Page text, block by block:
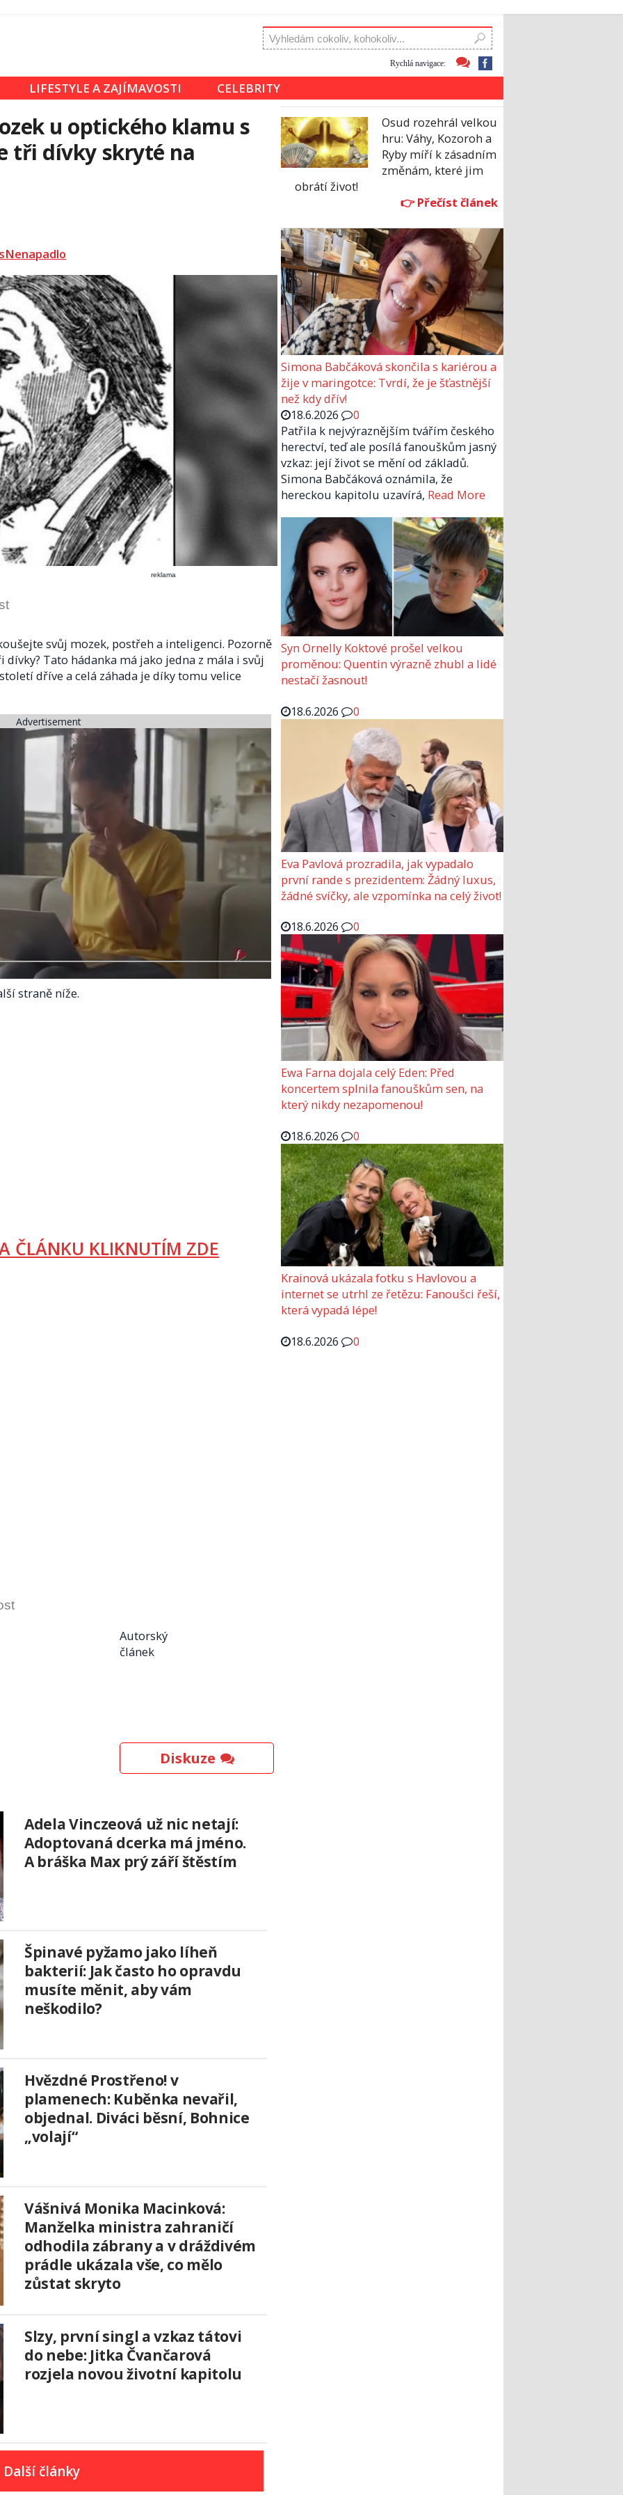
Rychlá navigace:
LIFESTYLE A ZAJÍMAVOSTI CELEBRITY
u optického klamu s
tři dívky skryté na
reklama
svůj mozek, postřeh a inteligenci. Pozorně
Tato hádanka má jako jedna z mála i svůj
dříve a celá záhada je díky tomu velice
Advertisement
straně níže.
ČLÁNKU KLIKNUTÍM ZDE
Autorský
článek
Diskuze
Adela Vinczeová už nic netají:
Adoptovaná dcerka má jméno.
A bráška Max prý září štěstím
Špinavé pyžamo jako líheň
bakterií: Jak často ho opravdu
musíte měnit, aby vám
neškodilo?
Hvězdné Prostřeno! v
plamenech: Kuběnka nevařil,
objednal. Diváci běsní, Bohnice
„volají“
Vášnivá Monika Macinková:
Manželka ministra zahraničí
odhodila zábrany a v dráždivém
prádle ukázala vše, co mělo
zůstat skryto
Slzy, první singl a vzkaz tátovi
do nebe: Jitka Čvančarová
rozjela novou životní kapitolu
Další články
Osud rozehrál velkou
hru: Váhy, Kozoroh a
Ryby míří k zásadním
změnám, které jim
obrátí život!
Simona Babčáková skončila s kariérou a
žije v maringotce: Tvrdí, že je šťastnější
než kdy dřív!
18.6.2026
0
Patřila k nejvýraznějším tvářím českého
herectví, teď ale posílá fanouškům jasný
vzkaz: její život se mění od základů.
Simona Babčáková oznámila, že
hereckou kapitolu uzavírá, Read More
Syn Ornelly Koktové prošel velkou
proměnou: Quentin výrazně zhubl a lidé
nestačí žasnout!
18.6.2026
0
Eva Pavlová prozradila, jak vypadalo
první rande s prezidentem: Žádný luxus,
žádné svíčky, ale vzpomínka na celý život!
18.6.2026
0
Ewa Farna dojala celý Eden: Před
koncertem splnila fanouškům sen, na
který nikdy nezapomenou!
18.6.2026
0
Krainová ukázala fotku s Havlovou a
internet se utrhl ze řetězu: Fanoušci řeší,
která vypadá lépe!
18.6.2026
0